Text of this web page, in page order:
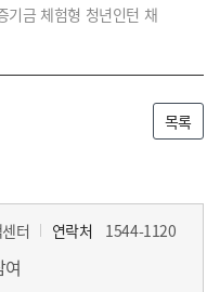
기금 체험형 청년인턴 채
목록
터 연락처 1544-1120
여